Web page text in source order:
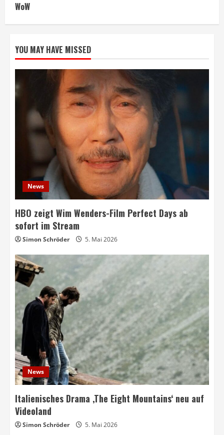
WoW
YOU MAY HAVE MISSED
News
HBO zeigt Wim Wenders-Film Perfect Days ab
sofort im Stream
Simon Schröder 5. Mai 2026
News
Italienisches Drama ‚The Eight Mountains‘ neu auf
Videoland
Simon Schröder 5. Mai 2026